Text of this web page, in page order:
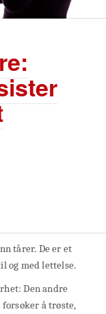
tårer. De er et
og med lettelse.
Den andre
å trøste,